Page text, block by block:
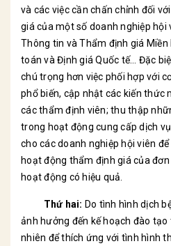
và các việc cần chấn chỉnh đối
giá của một số doanh nghiệp hội
Thông tin và Thẩm định giá Miền
toán và Định giá Quốc tế… Đặc
chú trọng hơn việc phối hợp với
phổ biến, cập nhật các kiến thức
các thẩm định viên; thu thập
trong hoạt động cung cấp dịch
cho các doanh nghiệp hội viên
hoạt động thẩm định giá của
hoạt động có hiệu quả.
Thứ hai: Do tình hình dịch
ảnh hưởng đến kế hoạch đào
nhiên để thích ứng với tình hình